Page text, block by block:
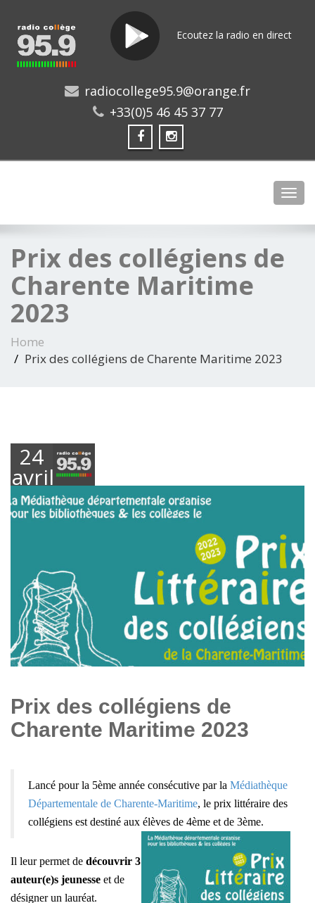
Ecoutez la radio en direct
radiocollege95.9@orange.fr
+33(0)5 46 45 37 77
Prix des collégiens de
Charente Maritime
2023
Home
Prix des collégiens de Charente Maritime 2023
24
avril
2023
Prix des collégiens de
Charente Maritime 2023
Lancé pour la 5ème année consécutive par la Médiathèque
Départementale de Charente-Maritime, le prix littéraire des
collégiens est destiné aux élèves de 4ème et de 3ème.
Il leur permet de découvrir 3
auteur(e)s jeunesse et de
désigner un lauréat.